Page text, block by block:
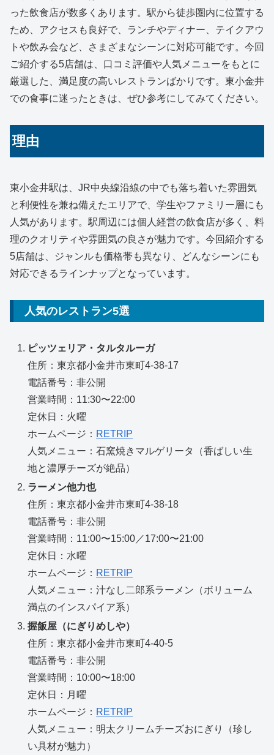
った飲食店が数多くあります。駅から徒歩圏内に位置する
ため、アクセスも良好で、ランチやディナー、テイクアウ
トや飲み会など、さまざまなシーンに対応可能です。今回
ご紹介する5店舗は、口コミ評価や人気メニューをもとに
厳選した、満足度の高いレストランばかりです。東小金井
での食事に迷ったときは、ぜひ参考にしてみてください。
理由
東小金井駅は、JR中央線沿線の中でも落ち着いた雰囲気
と利便性を兼ね備えたエリアで、学生やファミリー層にも
人気があります。駅周辺には個人経営の飲食店が多く、料
理のクオリティや雰囲気の良さが魅力です。今回紹介する
5店舗は、ジャンルも価格帯も異なり、どんなシーンにも
対応できるラインナップとなっています。
人気のレストラン5選
ピッツェリア・タルタルーガ
住所：東京都小金井市東町4-38-17
電話番号：非公開
営業時間：11:30〜22:00
定休日：火曜
ホームページ： RETRIP
人気メニュー：石窯焼きマルゲリータ（香ばしい生
地と濃厚チーズが絶品）
ラーメン他力也
住所：東京都小金井市東町4-38-18
電話番号：非公開
営業時間：11:00〜15:00／17:00〜21:00
定休日：水曜
ホームページ： RETRIP
人気メニュー：汁なし二郎系ラーメン（ボリューム
満点のインスパイア系）
握飯屋（にぎりめしや）
住所：東京都小金井市東町4-40-5
電話番号：非公開
営業時間：10:00〜18:00
定休日：月曜
ホームページ： RETRIP
人気メニュー：明太クリームチーズおにぎり（珍し
い具材が魅力）